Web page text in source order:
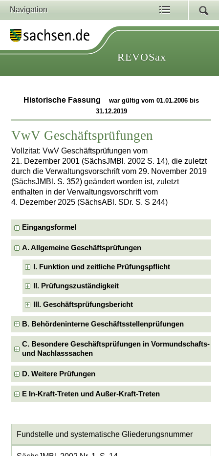
Navigation
REVOSax
Historische Fassung
war gültig vom 01.01.2006 bis
31.12.2019
VwV Geschäftsprüfungen
Vollzitat: VwV Geschäftsprüfungen vom
21. Dezember 2001 (SächsJMBl. 2002 S. 14), die zuletzt
durch die Verwaltungsvorschrift vom 29. November 2019
(SächsJMBl. S. 352) geändert worden ist, zuletzt
enthalten in der Verwaltungsvorschrift vom
4. Dezember 2025 (SächsABl. SDr. S. S 244)
Eingangsformel
A. Allgemeine Geschäftsprüfungen
I. Funktion und zeitliche Prüfungspflicht
II. Prüfungszuständigkeit
III. Geschäftsprüfungsbericht
B. Behördeninterne Geschäftsstellenprüfungen
C. Besondere Geschäftsprüfungen in Vormundschafts-
und Nachlasssachen
D. Weitere Prüfungen
E In-Kraft-Treten und Außer-Kraft-Treten
Fundstelle und systematische Gliederungsnummer